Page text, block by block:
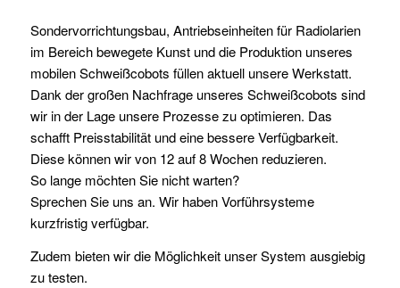
Sondervorrichtungsbau, Antriebseinheiten für Radiolarien
im Bereich bewegete Kunst und die Produktion unseres
mobilen Schweißcobots füllen aktuell unsere Werkstatt.
Dank der großen Nachfrage unseres Schweißcobots sind
wir in der Lage unsere Prozesse zu optimieren. Das
schafft Preisstabilität und eine bessere Verfügbarkeit.
Diese können wir von 12 auf 8 Wochen reduzieren.
So lange möchten Sie nicht warten?
Sprechen Sie uns an. Wir haben Vorführsysteme
kurzfristig verfügbar.
Zudem bieten wir die Möglichkeit unser System ausgiebig
zu testen.